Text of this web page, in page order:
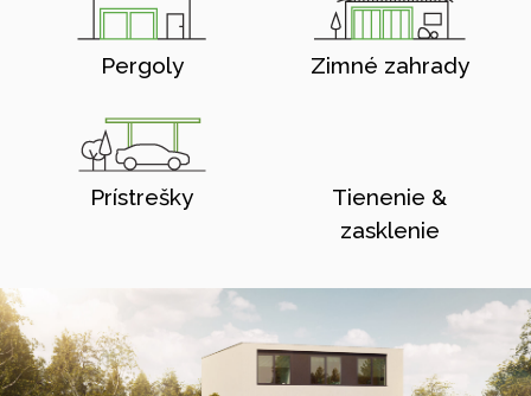
Pergoly Zimné zahrady
Prístrešky
Tienenie &
zasklenie